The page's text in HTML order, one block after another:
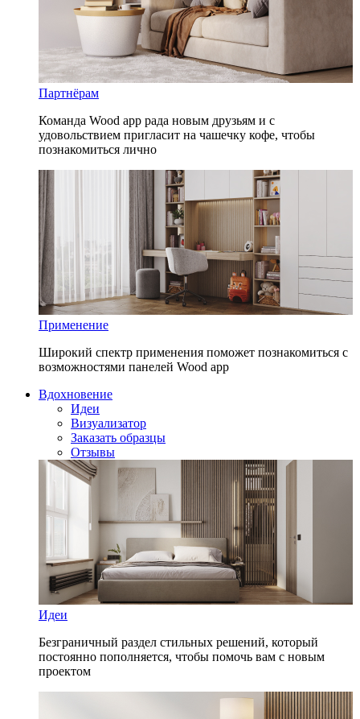
Партнёрам
Команда Wood app рада новым друзьям и с
удовольствием пригласит на чашечку кофе, чтобы
познакомиться лично
Применение
Широкий спектр применения поможет познакомиться с
возможностями панелей Wood app
Вдохновение
Идеи
Визуализатор
Заказать образцы
Отзывы
Идеи
Безграничный раздел стильных решений, который
постоянно пополняется, чтобы помочь вам с новым
проектом